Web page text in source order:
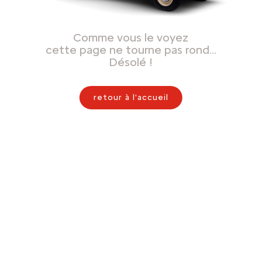
Comme vous le voyez
cette page ne tourne pas rond…
Désolé !
retour à l'accueil